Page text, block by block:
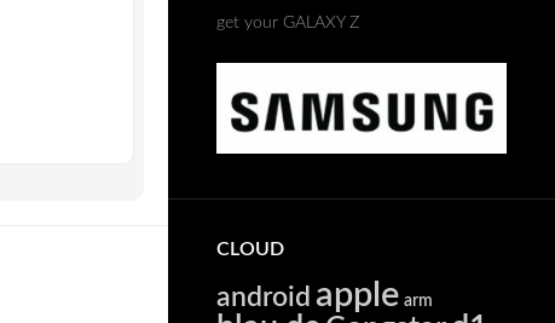
get your GALAXY Z
CLOUD
android apple arm